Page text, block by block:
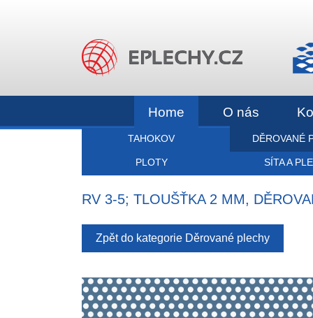
Home
TAHOKOV DĚROVANÉ
PLOTY SÍTA A
O nás
RV 3-5; TLOUŠŤKA 2 MM,
Zpět do kategorie Děrované plechy